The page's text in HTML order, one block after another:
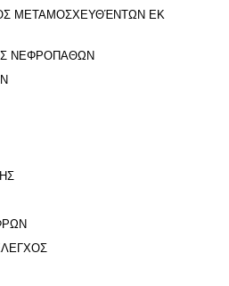
ΜΕΤΑΜΟΣΧΕΥΘΈΝΤΩΝ ΕΚ
ΝΕΦΡΟΠΑΘΩΝ